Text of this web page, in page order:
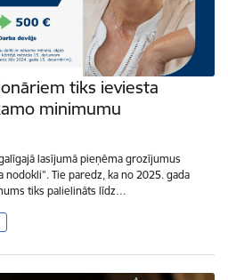
tiks ieviesta
minimumu
lasījumā pieņēma grozījumus
Tie paredz, ka no 2025. gada
tiks palielināts līdz…